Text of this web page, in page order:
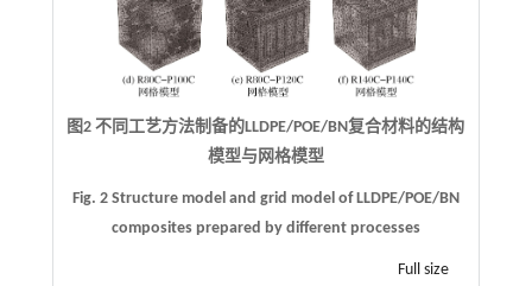
图2 不同工艺方法制备的LLDPE/POE/BN复合材料的结构
模型与网格模型
Fig. 2 Structure model and grid model of LLDPE/POE/BN
composites prepared by different processes
Full size